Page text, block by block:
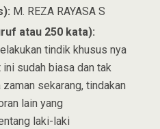
M. REZA RAYASA S
atau 250 kata):
tindik khusus nya
sudah biasa dan tak
sekarang, tindakan
lain yang
laki-laki